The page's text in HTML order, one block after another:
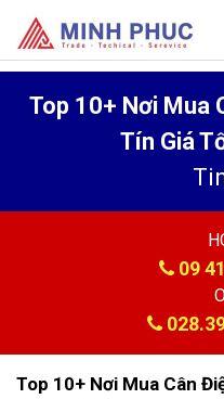
Top 10+ Nơi Mua
Tín Giá
09
Top 10+ Nơi Mua Cân